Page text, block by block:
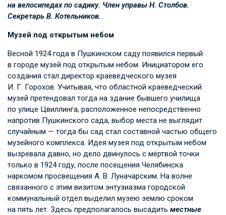
на велосипедах по садику. Член управы Н. Столбов.
Секретарь В. Котельников.
Музей под открытым небом
Весной 1924 года в Пушкинском саду появился первый
в городе музей под открытым небом. Инициатором его
создания стал директор краеведческого музея
И. Г. Горохов. Учитывая, что областной краеведческий
музей претендовал тогда на здание бывшего училища
по улице Цвиллинга, расположенное непосредственно
напротив Пушкинского сада, выбор места не выглядит
случайным — тогда бы сад стал составной частью общего
музейного комплекса. Идея музея под открытым небом
вызревала давно, но дело двинулось с мёртвой точки
только в 1924 году, после посещения Челябинска
наркомом просвещения А. В. Луначарским. На волне
связанного с этим визитом энтузиазма городской
коммунальный отдел выделил музею землю сроком
на пять лет. Здесь предполагалось высадить местные